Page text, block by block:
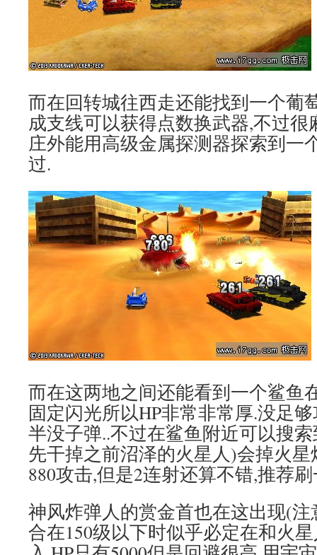
而在回转城往西走还能找到一个葡
成支线可以获得点数换武器,不过
庄外能用高级金属探测器探索到一
过.
而在这两地之间还能看到一个鲨鱼
固定闪光所以HP非常非常厚.没足
半没子弹..不过在鲨鱼附近可以搜
先干掉之前沼泽的火星人)会掉火
880攻击,但是2连射还算不错,推荐
神风炸弹人的赏金首也在这出现(注
合在150级以下时似乎必定在和火